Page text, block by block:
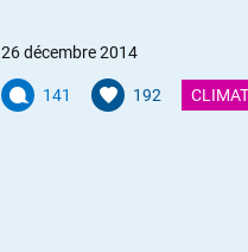
26 décembre 2014
141 192 CLIMAT